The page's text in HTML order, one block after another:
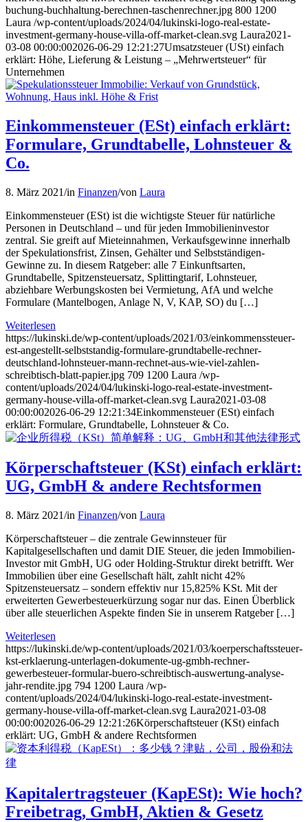
buchung-buchhaltung-berechnen-taschenrechner.jpg 800 1200
Laura /wp-content/uploads/2024/04/lukinski-logo-real-estate-
investment-germany-house-villa-off-market-clean.svg Laura2021-
03-08 00:00:002026-06-29 12:21:27Umsatzsteuer (USt) einfach
erklärt: Höhe, Lieferung & Leistung – „Mehrwertsteuer“ für
Unternehmen
Einkommensteuer (ESt) einfach erklärt:
Formulare, Grundtabelle, Lohnsteuer &
Co.
8. März 2021/in Finanzen/von Laura
Einkommensteuer (ESt) ist die wichtigste Steuer für natürliche
Personen in Deutschland – und für jeden Immobilieninvestor
zentral. Sie greift auf Mieteinnahmen, Verkaufsgewinne innerhalb
der Spekulationsfrist, Zinsen, Gehälter und Selbstständigen-
Gewinne zu. In diesem Ratgeber: alle 7 Einkunftsarten,
Grundtabelle, Spitzensteuersatz, Splittingtarif, Lohnsteuer,
abziehbare Werbungskosten bei Vermietung, AfA und welche
Formulare (Mantelbogen, Anlage N, V, KAP, SO) du […]
Weiterlesen
https://lukinski.de/wp-content/uploads/2021/03/einkommenssteuer-
est-angestellt-selbststandig-formulare-grundtabelle-rechner-
deutschland-lohnsteuer-mann-rechnet-aus-wie-viel-zahlen-
schreibtisch-blatt-papier.jpg 709 1200 Laura /wp-
content/uploads/2024/04/lukinski-logo-real-estate-investment-
germany-house-villa-off-market-clean.svg Laura2021-03-08
00:00:002026-06-29 12:21:34Einkommensteuer (ESt) einfach
erklärt: Formulare, Grundtabelle, Lohnsteuer & Co.
Körperschaftsteuer (KSt) einfach erklärt:
UG, GmbH & andere Rechtsformen
8. März 2021/in Finanzen/von Laura
Körperschaftsteuer – die zentrale Gewinnsteuer für
Kapitalgesellschaften und damit DIE Steuer, die jeden Immobilien-
Investor mit GmbH, UG oder Holding-Struktur direkt betrifft. Wer
Immobilien über eine Gesellschaft hält, zahlt nicht 42%
Spitzensteuersatz – sondern effektiv nur 15,825% KSt. Mit der
erweiterten Gewerbesteuerkürzung sogar nur das. Einen Überblick
über alle steuerlichen Aspekte finden Sie in unserem Ratgeber […]
Weiterlesen
https://lukinski.de/wp-content/uploads/2021/03/koerperschaftssteuer-
kst-erklaerung-unterlagen-dokumente-ug-gmbh-rechner-
gewerbesteuer-formular-buero-schreibtisch-auswertung-analyse-
jahr-rendite.jpg 794 1200 Laura /wp-
content/uploads/2024/04/lukinski-logo-real-estate-investment-
germany-house-villa-off-market-clean.svg Laura2021-03-08
00:00:002026-06-29 12:21:26Körperschaftsteuer (KSt) einfach
erklärt: UG, GmbH & andere Rechtsformen
Kapitalertragsteuer (KapESt): Wie hoch?
Freibetrag, GmbH, Aktien & Gesetz